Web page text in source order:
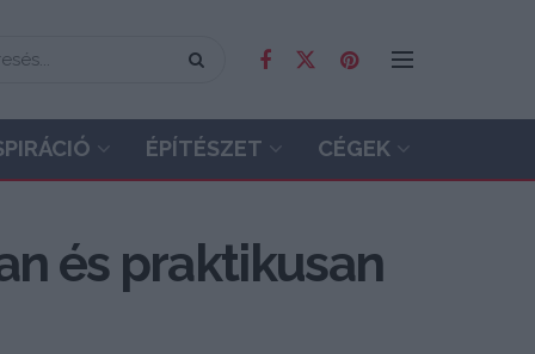
ÉPÍTÉSZET CÉGEK
és praktikusan